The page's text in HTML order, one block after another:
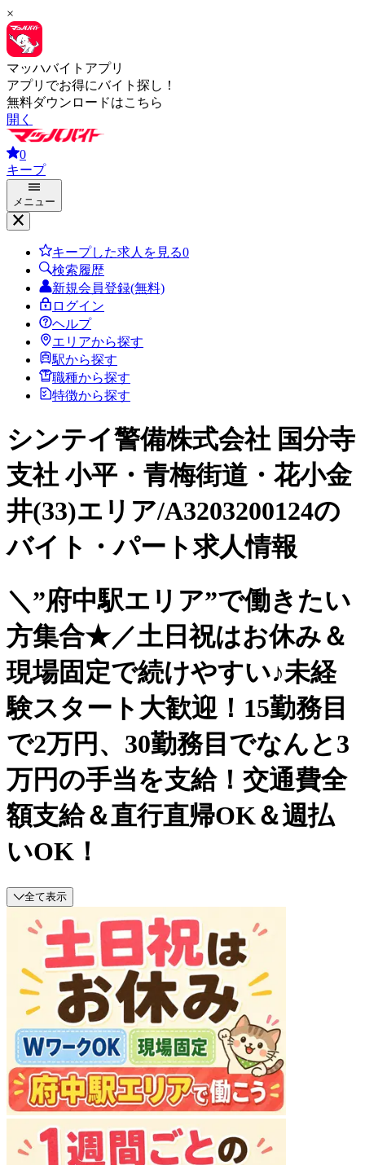
×
マッハバイトアプリ
アプリでお得にバイト探し！
無料ダウンロードはこちら
開く
0
キープ
メニュー
キープした求人を見る0
検索履歴
新規会員登録(無料)
ログイン
ヘルプ
エリアから探す
駅から探す
職種から探す
特徴から探す
シンテイ警備株式会社 国分寺
支社 小平・青梅街道・花小金
井(33)エリア/A3203200124の
バイト・パート求人情報
＼”府中駅エリア”で働きたい
方集合★／土日祝はお休み＆
現場固定で続けやすい♪未経
験スタート大歓迎！15勤務目
で2万円、30勤務目でなんと3
万円の手当を支給！交通費全
額支給＆直行直帰OK＆週払
いOK！
全て表示